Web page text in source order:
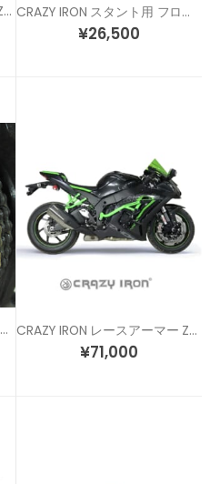
CRAZY IRON スタントケージ ZX-10R (11-20) CRAZY IRON スタント用 フロントアクスルスライダー ZX-10R (11-20) NINJA H2 H2R (15-)
¥26,500
CRAZY IRON スタント用 リア アクスルスライダー ZX-6R (05-20) ZX-10R (11-20) CRAZY IRON レースアーマー ZX-10R (11-26)
¥71,000